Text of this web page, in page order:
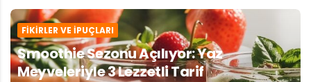
FIKIRLER VE İPUÇLARI
Smoothie Sezonu Açılıyor: Yaz
Meyveleriyle 3 Lezzetli Tarif